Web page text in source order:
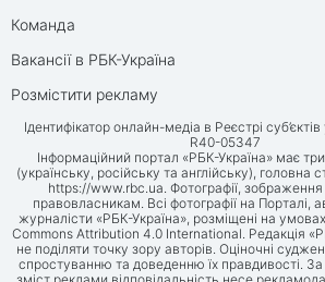
Команда
Вакансії в РБК-Україна
Розмістити рекламу
Ідентифікатор онлайн-медіа в Реєстрі
R40-05347
Інформаційний портал «РБК-Україна» має
(українську, російську та англійську), головна
https://www.rbc.ua. Фотографії,
правовласникам. Всі фотографії на Порталі,
журналісти «РБК-Україна», розміщені на умовах
Commons Attribution 4.0 International. Редакція
не поділяти точку зору авторів. Оціночні
спростуванню та доведенню їх правдивості. За